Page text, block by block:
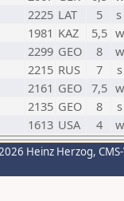
2225 LAT 5
1981 KAZ 5,5
2299 GEO 8
2215 RUS 7
2161 GEO 7,5
2135 GEO 8
1613 USA 4
Heinz Herzog,